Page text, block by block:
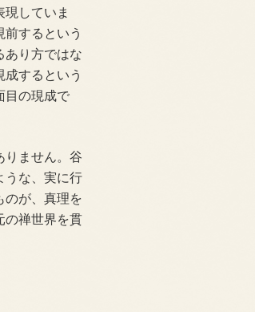
していま
するという
あり方ではな
するという
目の現成で
りません。谷
うな、実に行
のが、真理を
の禅世界を貫